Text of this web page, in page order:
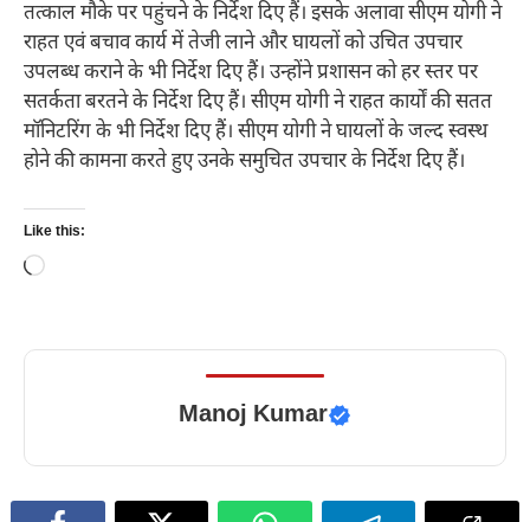
तत्काल मौके पर पहुंचने के निर्देश दिए हैं। इसके अलावा सीएम योगी ने
राहत एवं बचाव कार्य में तेजी लाने और घायलों को उचित उपचार
उपलब्ध कराने के भी निर्देश दिए हैं। उन्होंने प्रशासन को हर स्तर पर
सतर्कता बरतने के निर्देश दिए हैं। सीएम योगी ने राहत कार्यों की सतत
मॉनिटरिंग के भी निर्देश दिए हैं। सीएम योगी ने घायलों के जल्द स्वस्थ
होने की कामना करते हुए उनके समुचित उपचार के निर्देश दिए हैं।
Like this:
Loading…
Manoj Kumar